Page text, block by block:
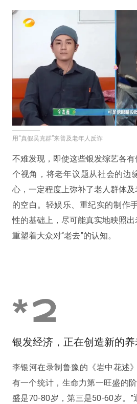
用“真假吴克群”来普及老年人反诈
不难发现，即使这些银发综艺各
个视角，将老年议题从社会的边
心，一定程度上弥补了老人群体
的空白。轻娱乐、重纪实的制作
性的基础上，尽可能真实地映照
重塑着大众对“老去”的认知。
银发经济，正在创造新的
李银河在录制鲁豫的《岩中花述
有一个统计，生命力第一旺盛的
盛是70-80岁，第三是50-60岁。